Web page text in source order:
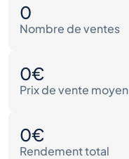
0
Nombre de ventes
0€
Prix de vente moyen
0€
Rendement total